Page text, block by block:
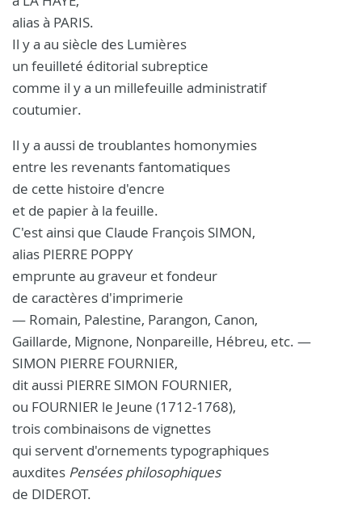
alias à PARIS.
Il y a au siècle des Lumières
un feuilleté éditorial subreptice
comme il y a un millefeuille administratif
coutumier.
Il y a aussi de troublantes homonymies
entre les revenants fantomatiques
de cette histoire d'encre
et de papier à la feuille.
C'est ainsi que Claude François SIMON,
alias PIERRE POPPY
emprunte au graveur et fondeur
de caractères d'imprimerie
— Romain, Palestine, Parangon, Canon,
Gaillarde, Mignone, Nonpareille, Hébreu, etc. —
SIMON PIERRE FOURNIER,
dit aussi PIERRE SIMON FOURNIER,
ou FOURNIER le Jeune (1712-1768),
trois combinaisons de vignettes
qui servent d'ornements typographiques
auxdites Pensées philosophiques
de DIDEROT.